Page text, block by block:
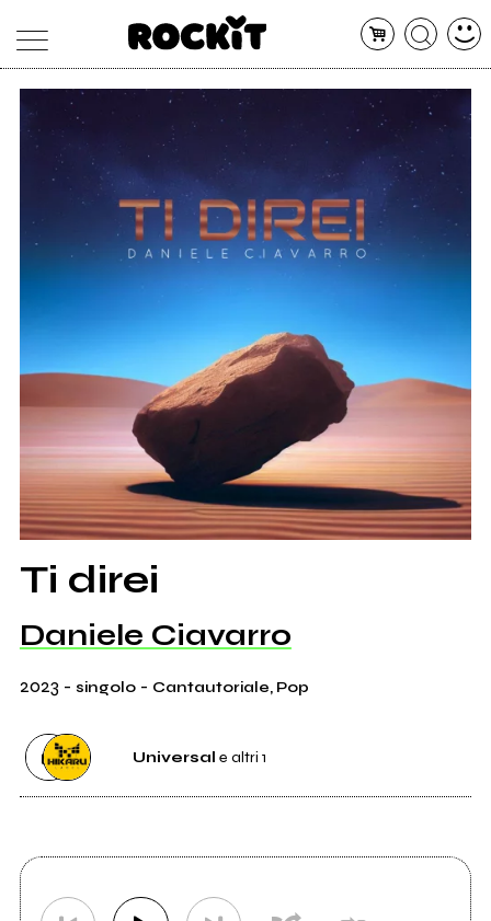
MAGAZINE
ARTICOLI
DATABASE
ARTISTI
CONCERTI
SHOP
RADIO
Ti direi
Daniele Ciavarro
2023 - singolo- Cantautoriale, Pop
Universal e altri 1